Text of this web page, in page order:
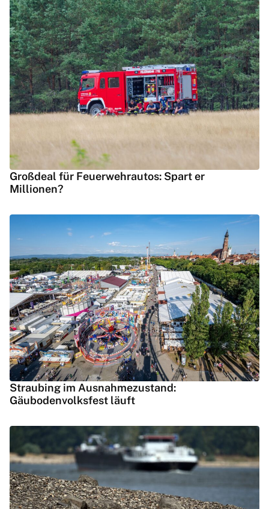
Großdeal für Feuerwehrautos: Spart er
Millionen?
Straubing im Ausnahmezustand:
Gäubodenvolksfest läuft